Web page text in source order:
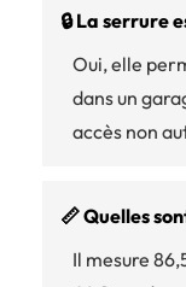
🔒 La serrure
Oui, elle
dans un
accès non
📏 Quelles
Il mesure